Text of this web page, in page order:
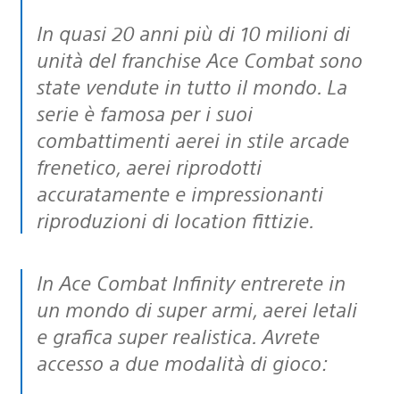
In quasi 20 anni più di 10 milioni di
unità del franchise Ace Combat sono
state vendute in tutto il mondo. La
serie è famosa per i suoi
combattimenti aerei in stile arcade
frenetico, aerei riprodotti
accuratamente e impressionanti
riproduzioni di location fittizie.
In Ace Combat Infinity entrerete in
un mondo di super armi, aerei letali
e grafica super realistica. Avrete
accesso a due modalità di gioco: